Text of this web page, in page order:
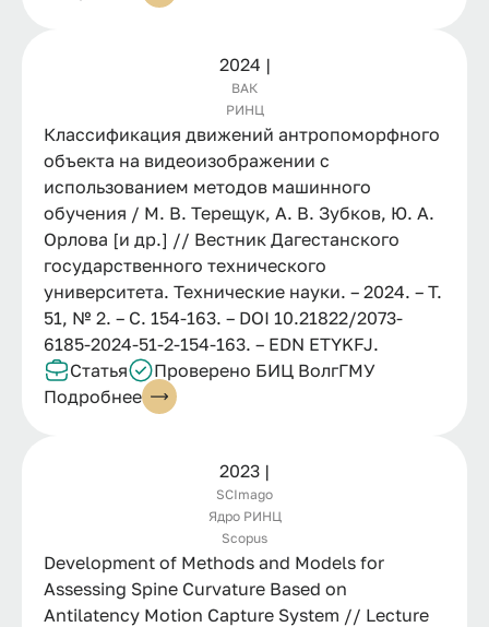
2024 |
ВАК
РИНЦ
Классификация движений антропоморфного
объекта на видеоизображении с
использованием методов машинного
обучения / М. В. Терещук, А. В. Зубков, Ю. А.
Орлова [и др.] // Вестник Дагестанского
государственного технического
университета. Технические науки. – 2024. – Т.
51, № 2. – С. 154-163. – DOI 10.21822/2073-
6185-2024-51-2-154-163. – EDN ETYKFJ.
Статья
Проверено БИЦ ВолгГМУ
Подробнее
2023 |
SCImago
Ядро РИНЦ
Scopus
Development of Methods and Models for
Assessing Spine Curvature Based on
Antilatency Motion Capture System // Lecture